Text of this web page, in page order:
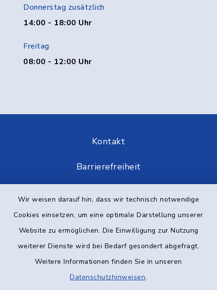
Wir weisen darauf hin, dass wir technisch notwendige
Cookies einsetzen, um eine optimale Darstellung unserer
Website zu ermöglichen. Die Einwilligung zur Nutzung
weiterer Dienste wird bei Bedarf gesondert abgefragt.
Weitere Informationen finden Sie in unseren
Datenschutzhinweisen.
Donnerstag zusätzlich
14:00 - 18:00 Uhr
Freitag
08:00 - 12:00 Uhr
Kontakt
Barrierefreiheit
Impressum
Elektronische Kommunikation
Sitemap